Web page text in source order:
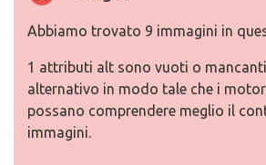
Abbiamo trovato 9 immagini in
1 attributi alt sono vuoti o
alternativo in modo tale che i
possano comprendere meglio il
immagini.